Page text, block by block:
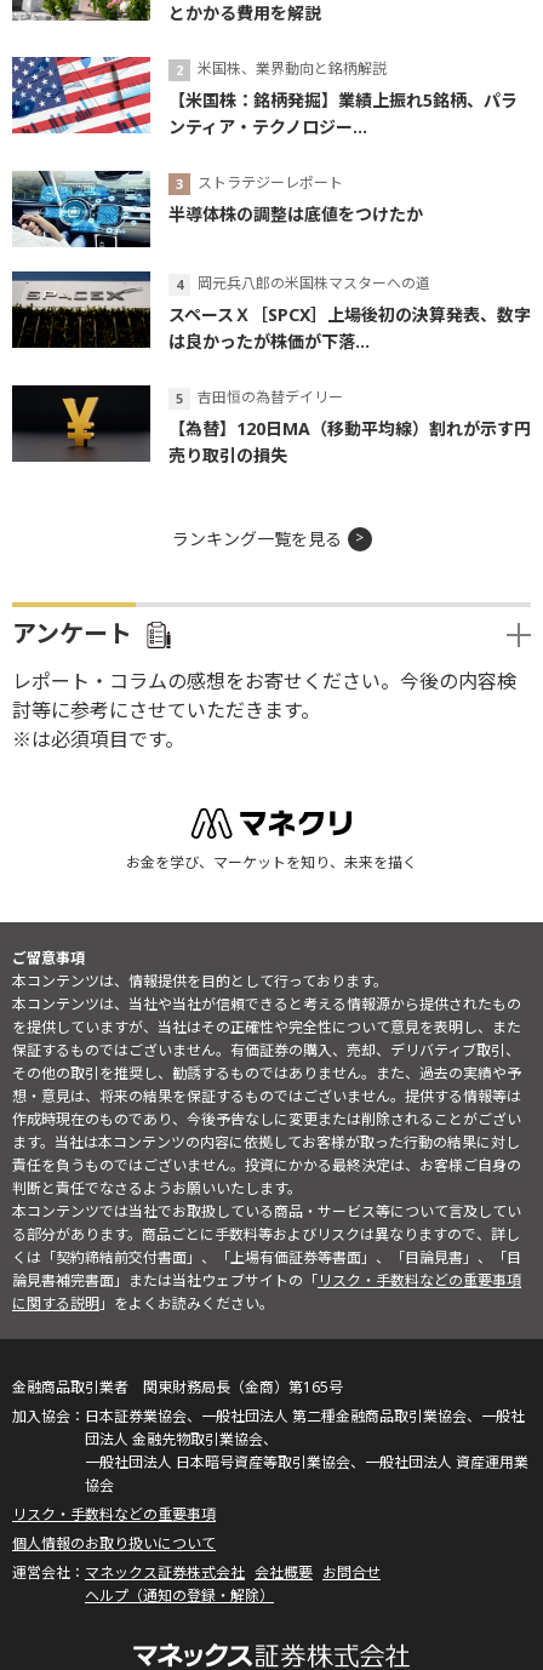
とかかる費用を解説
米国株、業界動向と銘柄解説
【米国株：銘柄発掘】業績上振れ5銘柄、パラ
ンティア・テクノロジー...
ストラテジーレポート
半導体株の調整は底値をつけたか
岡元兵八郎の米国株マスターへの道
スペースＸ［SPCX］上場後初の決算発表、数字
は良かったが株価が下落...
吉田恒の為替デイリー
【為替】120日MA（移動平均線）割れが示す円
売り取引の損失
ランキング一覧を見る
アンケート
レポート・コラムの感想をお寄せください。今後の内容検
討等に参考にさせていただきます。
※は必須項目です。
お金を学び、マーケットを知り、未来を描く
ご留意事項
本コンテンツは、情報提供を目的として行っております。
本コンテンツは、当社や当社が信頼できると考える情報源から提供されたもの
を提供していますが、当社はその正確性や完全性について意見を表明し、また
保証するものではございません。有価証券の購入、売却、デリバティブ取引、
その他の取引を推奨し、勧誘するものではありません。また、過去の実績や予
想・意見は、将来の結果を保証するものではございません。提供する情報等は
作成時現在のものであり、今後予告なしに変更または削除されることがござい
ます。当社は本コンテンツの内容に依拠してお客様が取った行動の結果に対し
責任を負うものではございません。投資にかかる最終決定は、お客様ご自身の
判断と責任でなさるようお願いいたします。
本コンテンツでは当社でお取扱している商品・サービス等について言及してい
る部分があります。商品ごとに手数料等およびリスクは異なりますので、詳し
くは「契約締結前交付書面」、「上場有価証券等書面」、「目論見書」、「目
論見書補完書面」または当社ウェブサイトの「リスク・手数料などの重要事項
に関する説明」をよくお読みください。
金融商品取引業者 関東財務局長（金商）第165号
日本証券業協会、一般社団法人 第二種金融商品取引業協会、一般社
団法人 金融先物取引業協会、
一般社団法人 日本暗号資産等取引業協会、一般社団法人 資産運用業
協会
リスク・手数料などの重要事項
個人情報のお取り扱いについて
マネックス証券株式会社 会社概要 お問合せ
ヘルプ（通知の登録・解除）